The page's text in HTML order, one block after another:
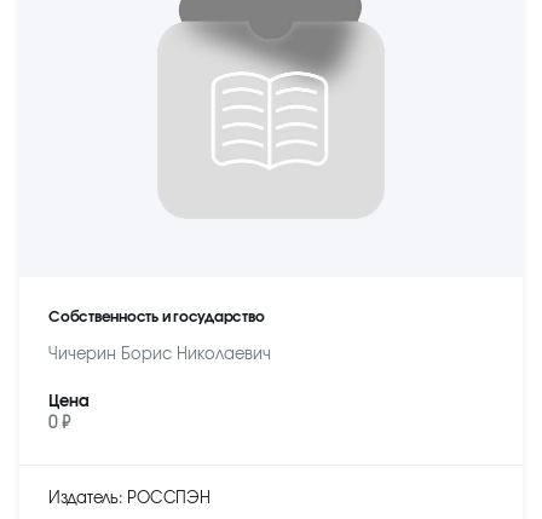
Собственность и государство
Чичерин Борис Николаевич
Цена
0 ₽
Издатель: РОССПЭН